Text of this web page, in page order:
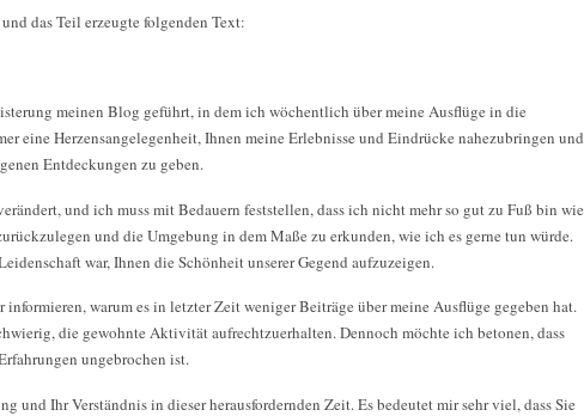
das Teil erzeugte folgenden Text:
meinen Blog geführt, in dem ich wöchentlich über meine Ausflüge in die
eine Herzensangelegenheit, Ihnen meine Erlebnisse und Eindrücke nahezubringen und
Entdeckungen zu geben.
und ich muss mit Bedauern feststellen, dass ich nicht mehr so gut zu Fuß bin wie
und die Umgebung in dem Maße zu erkunden, wie ich es gerne tun würde.
war, Ihnen die Schönheit unserer Gegend aufzuzeigen.
warum es in letzter Zeit weniger Beiträge über meine Ausflüge gegeben hat.
die gewohnte Aktivität aufrechtzuerhalten. Dennoch möchte ich betonen, dass
ungebrochen ist.
und Ihr Verständnis in dieser herausfordernden Zeit. Es bedeutet mir sehr viel, dass Sie